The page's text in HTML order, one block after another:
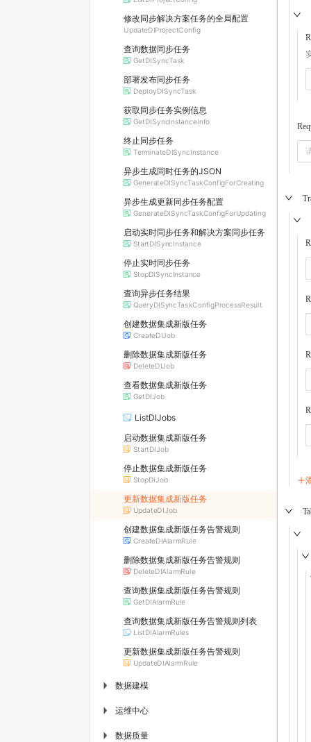
修改同步解决方案任务的全局配置
UpdateDIProjectConfig
查询数据同步任务
GetDISyncTask
部署发布同步任务
DeployDISyncTask
获取同步任务实例信息
GetDISyncInstanceInfo
终止同步任务
TerminateDISyncInstance
异步生成同时任务的JSON
GenerateDISyncTaskConfigForCreating
异步生成更新同步任务配置
GenerateDISyncTaskConfigForUpdating
启动实时同步任务和解决方案同步任务
StartDISyncInstance
停止实时同步任务
StopDISyncInstance
查询异步任务结果
QueryDISyncTaskConfigProcessResult
创建数据集成新版任务
CreateDIJob
删除数据集成新版任务
DeleteDIJob
查看数据集成新版任务
GetDIJob
ListDIJobs
启动数据集成新版任务
StartDIJob
停止数据集成新版任务
StopDIJob
更新数据集成新版任务
UpdateDIJob
创建数据集成新版任务告警规则
CreateDIAlarmRule
删除数据集成新版任务告警规则
DeleteDIAlarmRule
查询数据集成新版任务告警规则
GetDIAlarmRule
查询数据集成新版任务告警规则列表
ListDIAlarmRules
更新数据集成新版任务告警规则
UpdateDIAlarmRule
▶ 数据建模
▶ 运维中心
▶ 数据质量